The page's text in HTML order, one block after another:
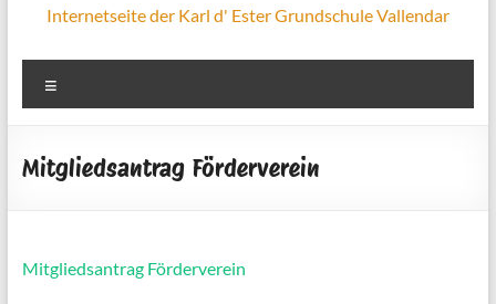
Internetseite der Karl d' Ester Grundschule Vallendar
Mitgliedsantrag Förderverein
Mitgliedsantrag Förderverein